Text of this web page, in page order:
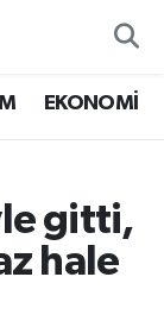
EKONOMİ
gitti,
hale
ve Fikstür